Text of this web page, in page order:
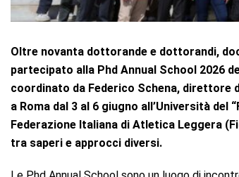
Oltre novanta dottorande e dottorandi,
partecipato alla Phd Annual School 2026
coordinato da Federico Schena, direttore
a Roma dal 3 al 6 giugno all’Università del
Federazione Italiana di Atletica Leggera
tra saperi e approcci diversi.